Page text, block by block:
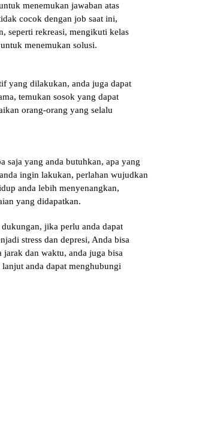
menemukan jawaban atas
cocok dengan job saat ini,
seperti rekreasi, mengikuti kelas
menemukan solusi.
yang dilakukan, anda juga dapat
temukan sosok yang dapat
orang-orang yang selalu
saja yang anda butuhkan, apa yang
ingin lakukan, perlahan wujudkan
anda lebih menyenangkan,
yang didapatkan.
jika perlu anda dapat
stress dan depresi, Anda bisa
jarak dan waktu, anda juga bisa
anda dapat menghubungi